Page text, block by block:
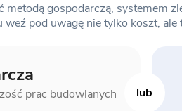
metodą gospodarczą, systemem
pod uwagę nie tylko koszt,
prac budowlanych